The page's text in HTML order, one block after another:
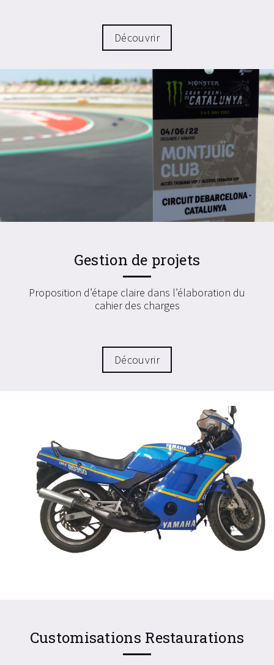
Découvrir
Gestion de projets
Proposition d’étape claire dans l’élaboration du
cahier des charges
Découvrir
Customisations Restaurations